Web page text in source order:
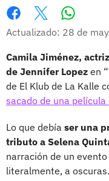
Facebook
X
Actualizado: 28 de
Camila Jiménez,
de Jennifer Lopez en
de El Klub de La Kalle
sacado de una película
Lo que debía ser una
tributo a Selena
narración de un
literalmente, a oscuras.